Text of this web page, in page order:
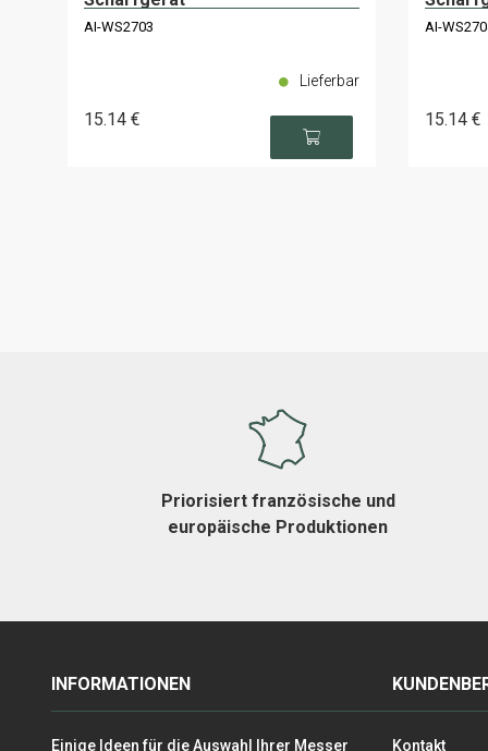
AI-WS2703
15.14 €
Lieferbar
AI-
15.14 €
Priorisiert französische und
europäische Produktionen
INFORMATIONEN
Einige Ideen für die Auswahl Ihrer Messer Kontakt